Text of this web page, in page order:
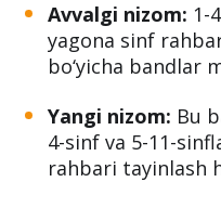
Avvalgi nizom: 1-
yagona sinf
bo‘yicha bandlar
Yangi nizom: Bu
4-sinf va 5-11-
rahbari tayinlash